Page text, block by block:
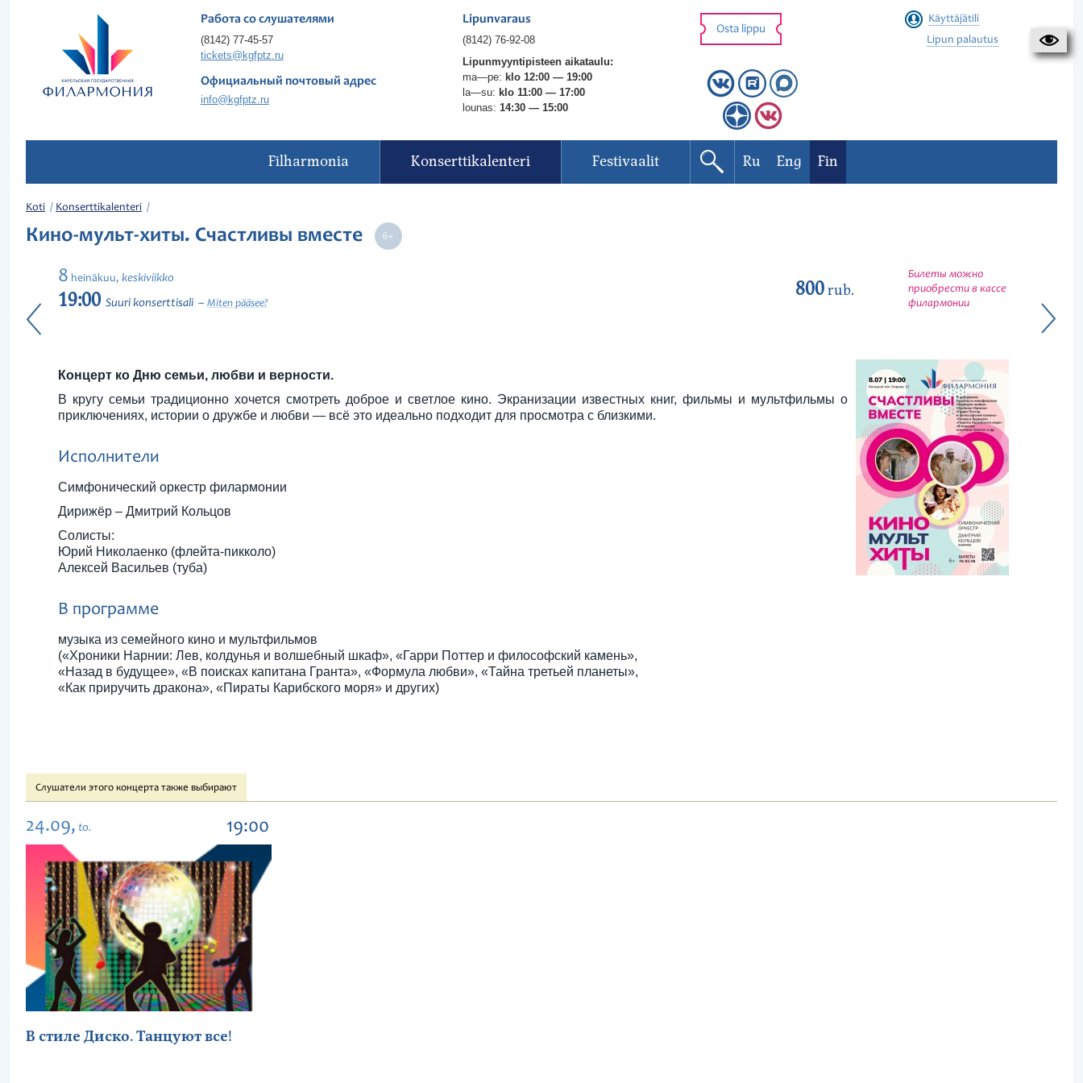
Работа со слушателями
(8142) 77-45-57
tickets@kgfptz.ru
Официальный почтовый адрес
info@kgfptz.ru
Lipunvaraus
(8142) 76-92-08
Lipunmyyntipisteen aikataulu:
ma—pe: klo 12:00 — 19:00
la—su: klo 11:00 — 17:00
lounas: 14:30 — 15:00
Osta lippu
Käyttäjätili
Lipun palautus
Filharmonia Konserttikalenteri Festivaalit Ru Eng Fin
Koti Konserttikalenteri
Кино-мульт-хиты. Счастливы вместе
8 heinäkuu, keskiviikko
19:00 Suuri konserttisali Miten pääsee?
800rub.
Билеты можно
приобрести в кассе
филармонии
Концерт ко Дню семьи, любви и верности.
В кругу семьи традиционно хочется смотреть доброе и светлое кино. Экранизации известных книг, фильмы и мультфильмы о
приключениях, истории о дружбе и любви — всё это идеально подходит для просмотра с близкими.
Исполнители
Симфонический оркестр филармонии
Дирижёр – Дмитрий Кольцов
Солисты:
Юрий Николаенко (флейта-пикколо)
Алексей Васильев (туба)
В программе
музыка из семейного кино и мультфильмов
(«Хроники Нарнии: Лев, колдунья и волшебный шкаф», «Гарри Поттер и философский камень»,
«Назад в будущее», «В поисках капитана Гранта», «Формула любви», «Тайна третьей планеты»,
«Как приручить дракона», «Пираты Карибского моря» и других)
Слушатели этого концерта также выбирают
24.09, to. 19:00
В стиле Диско. Танцуют все!